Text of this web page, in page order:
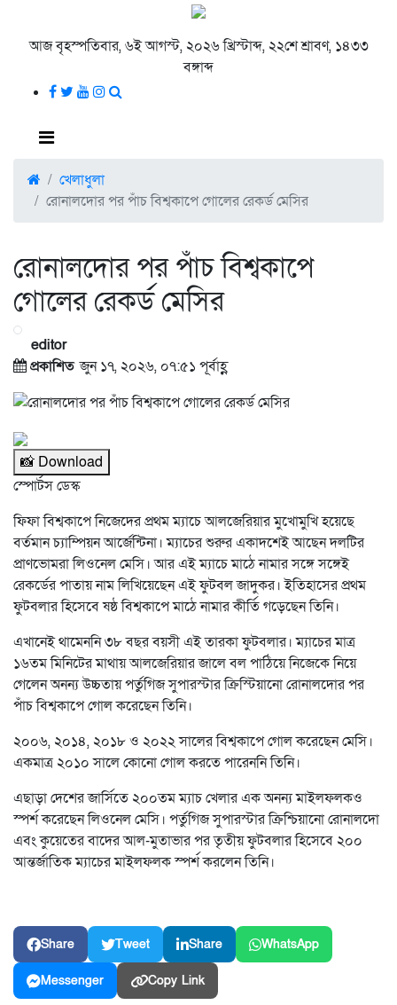
আজ বৃহস্পতিবার, ৬ই আগস্ট, ২০২৬ খ্রিস্টাব্দ, ২২শে শ্রাবণ, ১৪৩৩
বঙ্গাব্দ
খেলাধুলা
রোনালদোর পর পাঁচ বিশ্বকাপে গোলের রেকর্ড মেসির
রোনালদোর পর পাঁচ বিশ্বকাপে
গোলের রেকর্ড মেসির
editor
প্রকাশিতজুন ১৭, ২০২৬, ০৭:৫১ পূর্বাহ্ণ
📸 Download
স্পোর্টস ডেস্ক
ফিফা বিশ্বকাপে নিজেদের প্রথম ম্যাচে আলজেরিয়ার মুখোমুখি হয়েছে
বর্তমান চ্যাম্পিয়ন আর্জেন্টিনা। ম্যাচের শুরুর একাদশেই আছেন দলটির
প্রাণভোমরা লিওনেল মেসি। আর এই ম্যাচে মাঠে নামার সঙ্গে সঙ্গেই
রেকর্ডের পাতায় নাম লিখিয়েছেন এই ফুটবল জাদুকর। ইতিহাসের প্রথম
ফুটবলার হিসেবে ষষ্ঠ বিশ্বকাপে মাঠে নামার কীর্তি গড়েছেন তিনি।
এখানেই থামেননি ৩৮ বছর বয়সী এই তারকা ফুটবলার। ম্যাচের মাত্র
১৬তম মিনিটের মাথায় আলজেরিয়ার জালে বল পাঠিয়ে নিজেকে নিয়ে
গেলেন অনন্য উচ্চতায় পর্তুগিজ সুপারস্টার ক্রিস্টিয়ানো রোনালদোর পর
পাঁচ বিশ্বকাপে গোল করেছেন তিনি।
২০০৬, ২০১৪, ২০১৮ ও ২০২২ সালের বিশ্বকাপে গোল করেছেন মেসি।
একমাত্র ২০১০ সালে কোনো গোল করতে পারেননি তিনি।
এছাড়া দেশের জার্সিতে ২০০তম ম্যাচ খেলার এক অনন্য মাইলফলকও
স্পর্শ করেছেন লিওনেল মেসি। পর্তুগিজ সুপারস্টার ক্রিশ্চিয়ানো রোনালদো
এবং কুয়েতের বাদের আল-মুতাভার পর তৃতীয় ফুটবলার হিসেবে ২০০
আন্তর্জাতিক ম্যাচের মাইলফলক স্পর্শ করলেন তিনি।
Share Tweet Share WhatsApp
Messenger Copy Link